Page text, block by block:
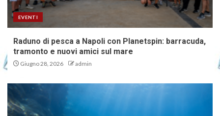
EVENTI
Raduno di pesca a Napoli con Planetspin: barracuda,
tramonto e nuovi amici sul mare
Giugno 28, 2026 admin